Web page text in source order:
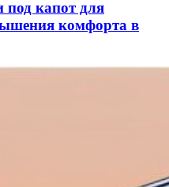
под капот для
комфорта в